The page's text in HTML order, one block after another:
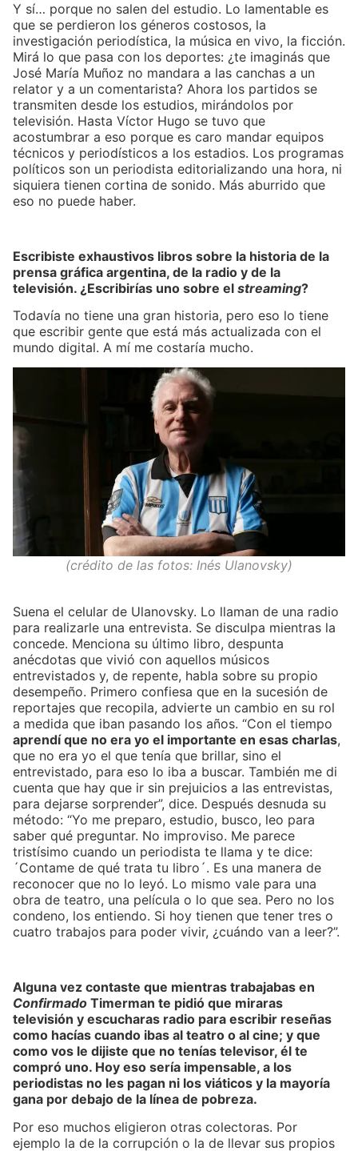
Y sí… porque no salen del estudio. Lo lamentable es
que se perdieron los géneros costosos, la
investigación periodística, la música en vivo, la ficción.
Mirá lo que pasa con los deportes: ¿te imaginás que
José María Muñoz no mandara a las canchas a un
relator y a un comentarista? Ahora los partidos se
transmiten desde los estudios, mirándolos por
televisión. Hasta Víctor Hugo se tuvo que
acostumbrar a eso porque es caro mandar equipos
técnicos y periodísticos a los estadios. Los programas
políticos son un periodista editorializando una hora, ni
siquiera tienen cortina de sonido. Más aburrido que
eso no puede haber.
Escribiste exhaustivos libros sobre la historia de la
prensa gráfica argentina, de la radio y de la
televisión. ¿Escribirías uno sobre el streaming?
Todavía no tiene una gran historia, pero eso lo tiene
que escribir gente que está más actualizada con el
mundo digital. A mí me costaría mucho.
(crédito de las fotos: Inés Ulanovsky)
Suena el celular de Ulanovsky. Lo llaman de una radio
para realizarle una entrevista. Se disculpa mientras la
concede. Menciona su último libro, despunta
anécdotas que vivió con aquellos músicos
entrevistados y, de repente, habla sobre su propio
desempeño. Primero confiesa que en la sucesión de
reportajes que recopila, advierte un cambio en su rol
a medida que iban pasando los años. “Con el tiempo
aprendí que no era yo el importante en esas charlas,
que no era yo el que tenía que brillar, sino el
entrevistado, para eso lo iba a buscar. También me di
cuenta que hay que ir sin prejuicios a las entrevistas,
para dejarse sorprender”, dice. Después desnuda su
método: “Yo me preparo, estudio, busco, leo para
saber qué preguntar. No improviso. Me parece
tristísimo cuando un periodista te llama y te dice:
´Contame de qué trata tu libro´. Es una manera de
reconocer que no lo leyó. Lo mismo vale para una
obra de teatro, una película o lo que sea. Pero no los
condeno, los entiendo. Si hoy tienen que tener tres o
cuatro trabajos para poder vivir, ¿cuándo van a leer?”.
Alguna vez contaste que mientras trabajabas en
Confirmado Timerman te pidió que miraras
televisión y escucharas radio para escribir reseñas
como hacías cuando ibas al teatro o al cine; y que
como vos le dijiste que no tenías televisor, él te
compró uno. Hoy eso sería impensable, a los
periodistas no les pagan ni los viáticos y la mayoría
gana por debajo de la línea de pobreza.
Por eso muchos eligieron otras colectoras. Por
ejemplo la de la corrupción o la de llevar sus propios